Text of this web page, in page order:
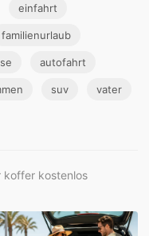
einfahrt
familienurlaub
autofahrt
suv vater
koffer kostenlos